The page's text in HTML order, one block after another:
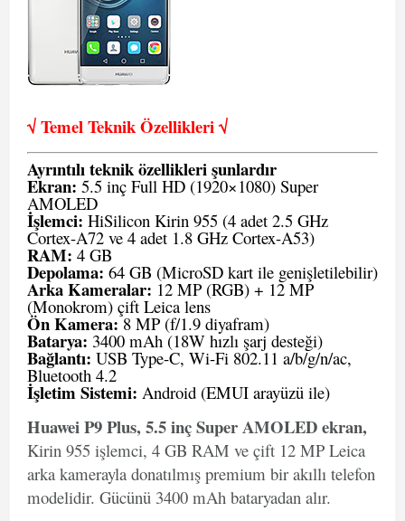
√ Temel Teknik Özellikleri √
Ayrıntılı teknik özellikleri şunlardır
Ekran: 5.5 inç Full HD (1920×1080) Super
AMOLED
İşlemci: HiSilicon Kirin 955 (4 adet 2.5 GHz
Cortex-A72 ve 4 adet 1.8 GHz Cortex-A53)
RAM: 4 GB
Depolama: 64 GB (MicroSD kart ile genişletilebilir)
Arka Kameralar: 12 MP (RGB) + 12 MP
(Monokrom) çift Leica lens
Ön Kamera:8 MP (f/1.9 diyafram)
Batarya: 3400 mAh (18W hızlı şarj desteği)
Bağlantı: USB Type-C, Wi-Fi 802.11 a/b/g/n/ac,
Bluetooth 4.2
İşletim Sistemi: Android (EMUI arayüzü ile)
Huawei P9 Plus, 5.5 inç Super AMOLED ekran,
Kirin 955 işlemci, 4 GB RAM ve çift 12 MP Leica
arka kamerayla donatılmış premium bir akıllı telefon
modelidir. Gücünü 3400 mAh bataryadan alır.